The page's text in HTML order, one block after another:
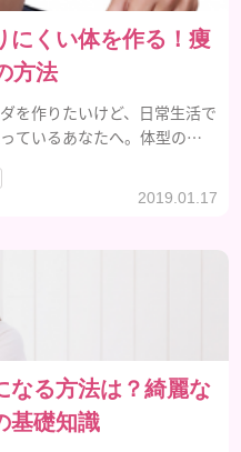
にくい体を作る！痩
方法
を作りたいけど、日常生活で
ているあなたへ。体型のキ
ます！
2019.01.17
なる方法は？綺麗な
基礎知識